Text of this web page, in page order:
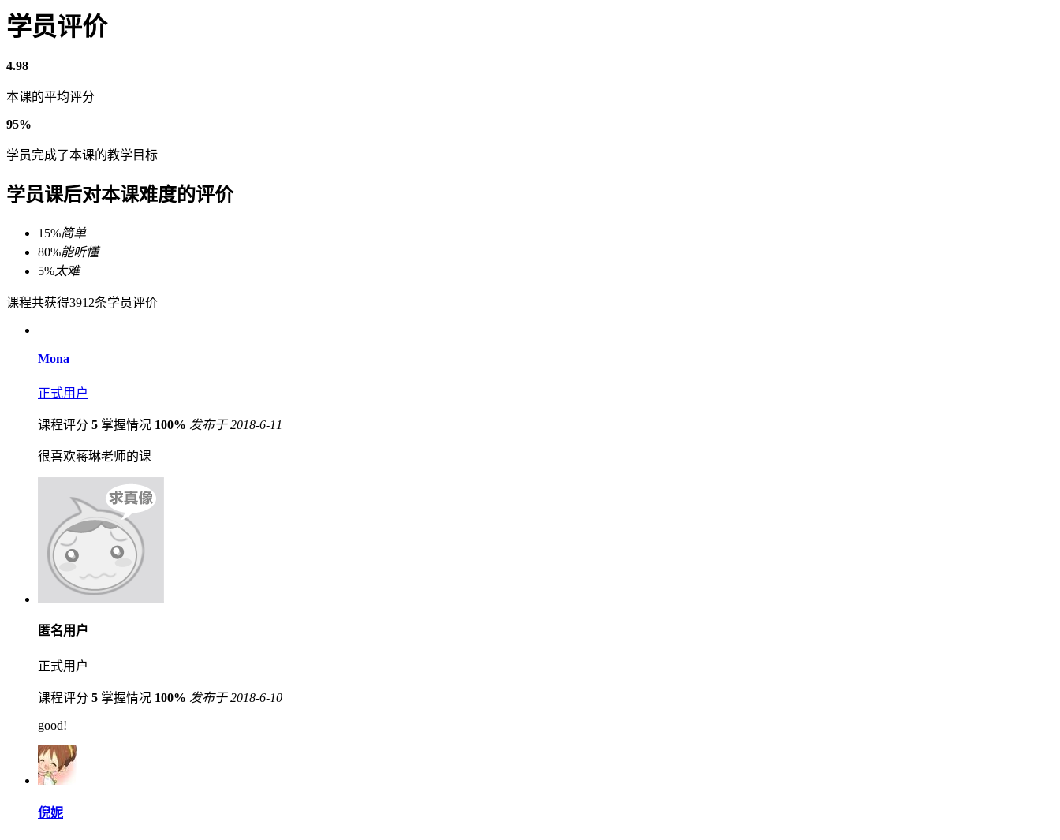
学员评价
4.98
本课的平均评分
95%
学员完成了本课的教学目标
学员课后对本课难度的评价
15%简单
80%能听懂
5%太难
课程共获得3912条学员评价
Mona
正式用户
课程评分 5 掌握情况 100% 发布于 2018-6-11
很喜欢蒋琳老师的课
匿名用户
正式用户
课程评分 5 掌握情况 100% 发布于 2018-6-10
good!
倪妮